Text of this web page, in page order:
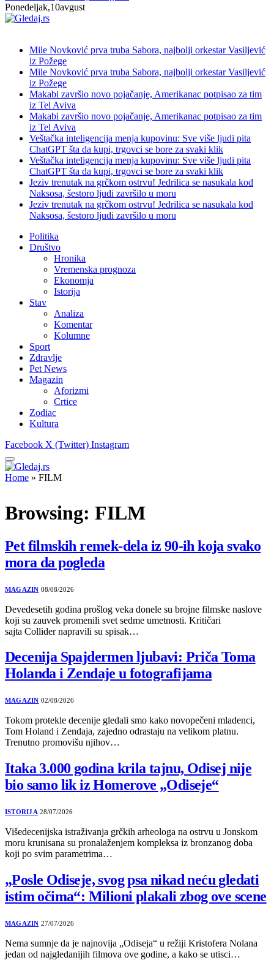
Ponedeljak,10avgust
Mile Novković prva truba Sabora, najbolji orkestar Vasiljević
iz Požege
Mile Novković prva truba Sabora, najbolji orkestar Vasiljević
iz Požege
Makabi završio novo pojačanje, Amerikanac potpisao za tim
iz Tel Aviva
Makabi završio novo pojačanje, Amerikanac potpisao za tim
iz Tel Aviva
Veštačka inteligencija menja kupovinu: Sve više ljudi pita
ChatGPT šta da kupi, trgovci se bore za svaki klik
Veštačka inteligencija menja kupovinu: Sve više ljudi pita
ChatGPT šta da kupi, trgovci se bore za svaki klik
Jeziv trenutak na grčkom ostrvu! Jedrilica se nasukala kod
Naksosa, šestoro ljudi završilo u moru
Jeziv trenutak na grčkom ostrvu! Jedrilica se nasukala kod
Naksosa, šestoro ljudi završilo u moru
Politika
Društvo
Hronika
Vremenska prognoza
Ekonomja
Istorija
Stav
Analiza
Komentar
Kolumne
Sport
Zdravlje
Pet News
Magazin
Aforizmi
Crtice
Zodiac
Kultura
Facebook X (Twitter) Instagram
Home » FILM
Browsing: FILM
Pet filmskih remek-dela iz 90-ih koja svako
mora da pogleda
MAGAZIN 08/08/2026
Devedesetih godina prošlog veka donele su brojne filmske naslove
koji su zauvek promenili svet sedme umetnosti. Kritičari
sajta Collider napravili su spisak…
Decenija Spajdermen ljubavi: Priča Toma
Holanda i Zendaje u fotografijama
MAGAZIN 02/08/2026
Tokom protekle decenije gledali smo kako novopečeni mladenci,
Tom Holand i Zendaja, zajedno odrastaju na velikom platnu.
Trenutno promovišu njihov…
Itaka 3.000 godina krila tajnu, Odisej nije
bio samo lik iz Homerove „Odiseje“
ISTORIJA 28/07/2026
Višedecenijska istraživanja grčkih arheologa na ostrvu u Jonskom
moru krunisana su pronalaženjem kompleksa iz bronzanog doba
koji po svim parametrima…
„Posle Odiseje, svog psa nikad neću gledati
istim očima“: Milioni plakali zbog ove scene
MAGAZIN 27/07/2026
Nema sumnje da je najnovija „Odiseja“ u režiji Kristofera Nolana
jedan od najgledanijih filmova ove godine, a kako se utisci…